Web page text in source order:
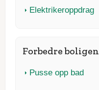
Elektrikeroppdrag
Forbedre boligen
Pusse opp bad